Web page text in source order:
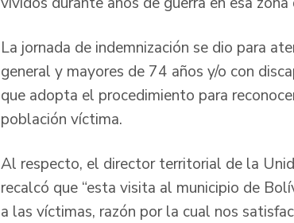
La jornada de indemnización se dio para
general y mayores de 74 años y/o con
que adopta el procedimiento para
población víctima.
Al respecto, el director territorial de la
recalcó que “esta visita al municipio de
a las víctimas, razón por la cual nos